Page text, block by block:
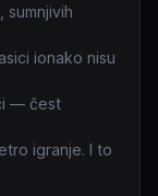
sumnjivih
ionako nisu
— čest
igranje. I to